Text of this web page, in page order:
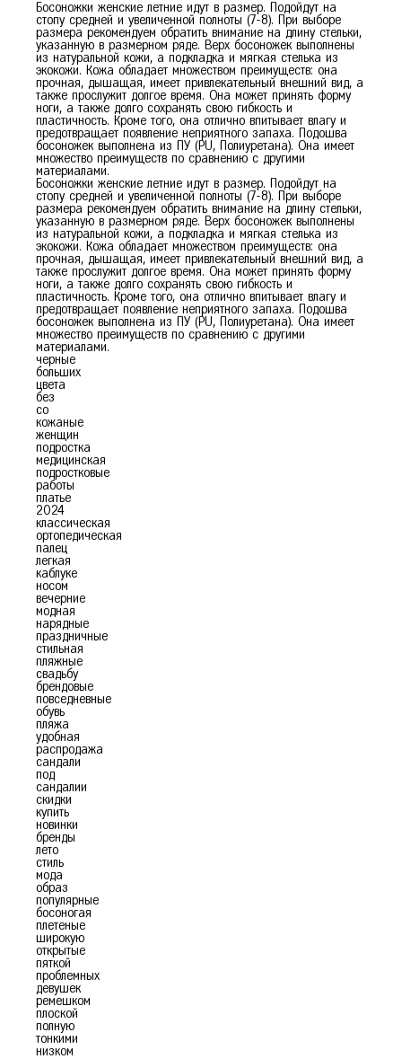
Босоножки женские летние идут в размер. Подойдут на
стопу средней и увеличенной полноты (7-8). При выборе
размера рекомендуем обратить внимание на длину стельки,
указанную в размерном ряде. Верх босоножек выполнены
из натуральной кожи, а подкладка и мягкая стелька из
экокожи. Кожа обладает множеством преимуществ: она
прочная, дышащая, имеет привлекательный внешний вид, а
также прослужит долгое время. Она может принять форму
ноги, а также долго сохранять свою гибкость и
пластичность. Кроме того, она отлично впитывает влагу и
предотвращает появление неприятного запаха. Подошва
босоножек выполнена из ПУ (PU, Полиуретана). Она имеет
множество преимуществ по сравнению с другими
материалами.
Босоножки женские летние идут в размер. Подойдут на
стопу средней и увеличенной полноты (7-8). При выборе
размера рекомендуем обратить внимание на длину стельки,
указанную в размерном ряде. Верх босоножек выполнены
из натуральной кожи, а подкладка и мягкая стелька из
экокожи. Кожа обладает множеством преимуществ: она
прочная, дышащая, имеет привлекательный внешний вид, а
также прослужит долгое время. Она может принять форму
ноги, а также долго сохранять свою гибкость и
пластичность. Кроме того, она отлично впитывает влагу и
предотвращает появление неприятного запаха. Подошва
босоножек выполнена из ПУ (PU, Полиуретана). Она имеет
множество преимуществ по сравнению с другими
материалами.
черные
больших
цвета
без
со
кожаные
женщин
подростка
медицинская
подростковые
работы
платье
2024
классическая
ортопедическая
палец
легкая
каблуке
носом
вечерние
модная
нарядные
праздничные
стильная
пляжные
свадьбу
брендовые
повседневные
обувь
пляжа
удобная
распродажа
сандали
под
сандалии
скидки
купить
новинки
бренды
лето
стиль
мода
образ
популярные
босоногая
плетеные
широкую
открытые
пяткой
проблемных
девушек
ремешком
плоской
полную
тонкими
низком